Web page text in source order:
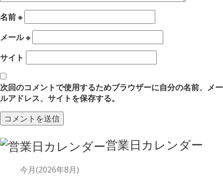
名前※
メール※
サイト
次回のコメントで使用するためブラウザーに自分の名前、メー
ルアドレス、サイトを保存する。
営業日カレンダー
今月(2026年8月)